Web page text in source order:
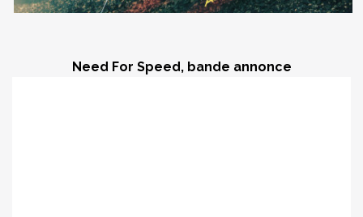
Need For Speed, bande annonce